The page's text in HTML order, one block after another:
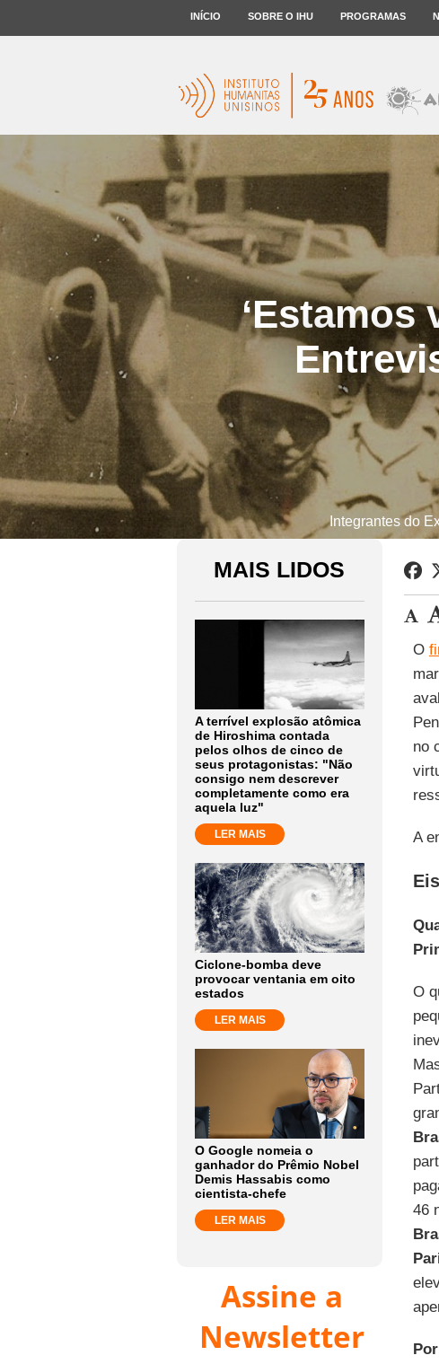
INÍCIO SOBRE O IHU PROGRAMAS
‘Estamos
Integrantes do
MAIS LIDOS
A terrível explosão atômica
de Hiroshima contada
pelos olhos de cinco de
seus protagonistas: "Não
consigo nem descrever
completamente como era
aquela luz"
LER MAIS
Ciclone-bomba deve
provocar ventania em oito
estados
LER MAIS
O Google nomeia o
ganhador do Prêmio Nobel
Demis Hassabis como
cientista-chefe
LER MAIS
Assine a
Newsletter
O
no
A
O
46